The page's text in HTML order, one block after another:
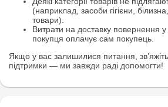
(наприклад, засоби гігієни,
товари).
Витрати на доставку повернення у
покупця оплачує сам покупець.
Якщо у вас залишилися питання,
підтримки — ми завжди раді допомогти!